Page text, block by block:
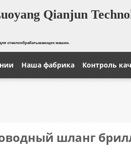
Qianjun
стеклообрабатывающих машин.
Наша фабрика Контроль
шланг